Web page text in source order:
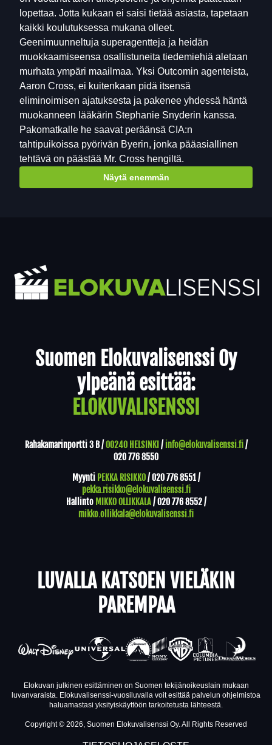
lopettaa. Jotta kukaan ei saisi tietää asiasta, tapetaan
kaikki koulutuksessa mukana olleet.
Geenimuunneltuja superagentteja ja heidän
muokkaamiseensa osallistuneita tiedemiehiä aletaan
murhata ympäri maailmaa. Yksi Outcomin agenteista,
Aaron Cross, ei kuitenkaan pidä itsensä
eliminoimisen ajatuksesta ja pakenee yhdessä häntä
muokanneen lääkärin Stephanie Snyderin kanssa.
Pakomatkalle he saavat peräänsä CIA:n
tahtipuikoissa pyörivän Byerin, jonka pääasiallinen
tehtävä on päästää Mr. Cross hengiltä.
Näytä enemmän
Suomen Elokuvalisenssi Oy
ylpeänä esittää:
ELOKUVALISENSSI
Rahakamarinportti 3 B /00240 HELSINKI / info@elokuvalisenssi.fi/
020 776 8550
Myynti PEKKA RISIKKO/020 776 8551/
pekka.risikko@elokuvalisenssi.fi
Hallinto MIKKO OLLIKKALA/020 776 8552/
mikko.ollikkala@elokuvalisenssi.fi
LUVALLA KATSOEN VIELÄKIN
PAREMPAA
Elokuvan julkinen esittäminen on Suomen tekijänoikeuslain mukaan
luvanvaraista. Elokuvalisenssi-vuosiluvalla voit esittää palvelun ohjelmistoa
haluamastasi yksityiskäyttöön tarkoitetusta lähteestä.
Copyright © 2026, Suomen Elokuvalisenssi Oy. All Rights Reserved